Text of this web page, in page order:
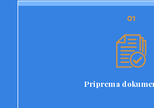
01
Priprema
01
Prvi korak u našem procesu
dokumentacije. Korisnici
dokumenta, kao i specifične